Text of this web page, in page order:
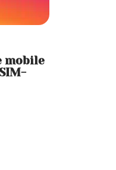
mobile